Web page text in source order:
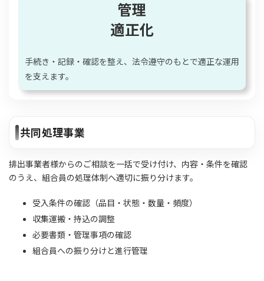
管理
適正化
手続き・記録・確認を整え、法令遵守のもとで適正な運用
を支えます。
共同処理事業
排出事業者様からのご相談を一括で受け付け、内容・条件を確認
のうえ、組合員の処理体制へ適切に振り分けます。
受入条件の確認（品目・状態・数量・頻度）
収集運搬・持込の調整
必要書類・管理事項の確認
組合員への振り分けと進行管理